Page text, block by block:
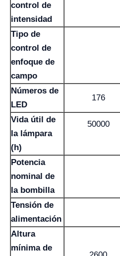
control de
intensidad
Tipo de
control de
enfoque de
campo
Números de
LED
176
Vida útil de
la lámpara
(h)
50000
Potencia
nominal de
la bombilla
Tensión de
alimentación
Altura
mínima de